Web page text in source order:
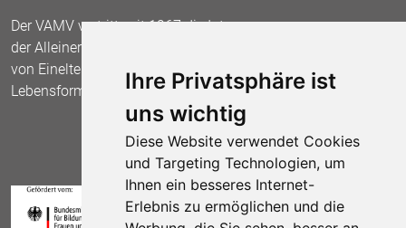
Ihre Privatsphäre ist
uns wichtig
Diese Website verwendet Cookies
und Targeting Technologien, um
Ihnen ein besseres Internet-
Erlebnis zu ermöglichen und die
Der VAMV vertritt seit 1967 die Interessen
der Alleinerziehenden und fordert die Anerkennung
von Einelternfamilien als gleichberechtigte
Lebensform.